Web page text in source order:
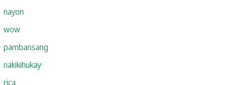
nayon
wow
pambansang
nakikihukay
rica